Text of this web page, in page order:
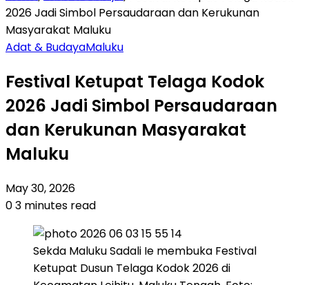
2026 Jadi Simbol Persaudaraan dan Kerukunan
Masyarakat Maluku
Adat & BudayaMaluku
Festival Ketupat Telaga Kodok
2026 Jadi Simbol Persaudaraan
dan Kerukunan Masyarakat
Maluku
May 30, 2026
03 minutes read
Sekda Maluku Sadali Ie membuka Festival
Ketupat Dusun Telaga Kodok 2026 di